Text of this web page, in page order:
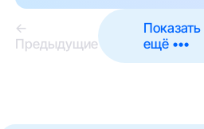
←
Предыдущие
Показать
ещё •••